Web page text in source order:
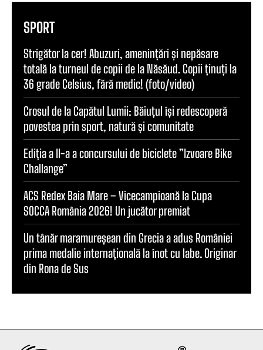
SPORT
Strigător la cer! Abuzuri, amenințări și nepăsare
totală la turneul de copii de la Năsăud. Copii ținuți la
36 grade Celsius, fără medic! (foto/video)
Crosul de la Capătul Lumii: Băiuțul își redescoperă
povestea prin sport, natură și comunitate
Ediția a II-a a concursului de biciclete ”Izvoare Bike
Challange”
ACS Redex Baia Mare – Vicecampioană la Cupa
SOCCA România 2026! Un jucător premiat
Un tânăr maramureșean din Grecia a adus României
prima medalie internațională la înot cu labe. Originar
din Rona de Sus